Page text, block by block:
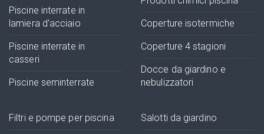
Piscine interrate in
lamiera d'acciaio
Piscine interrate in
casseri
Piscine seminterrate
Coperture isotermiche
Coperture 4 stagioni
Docce da giardino e
nebulizzatori
Filtri e pompe per piscina Salotti da giardino